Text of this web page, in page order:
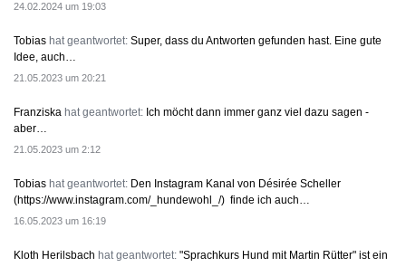
24.02.2024 um 19:03
Tobias hat geantwortet: Super, dass du Antworten gefunden hast. Eine gute
Idee, auch…
21.05.2023 um 20:21
Franziska hat geantwortet: Ich möcht dann immer ganz viel dazu sagen -
aber…
21.05.2023 um 2:12
Tobias hat geantwortet: Den Instagram Kanal von Désirée Scheller
(https://www.instagram.com/_hundewohl_/) finde ich auch…
16.05.2023 um 16:19
Kloth Herilsbach hat geantwortet: "Sprachkurs Hund mit Martin Rütter" ist ein